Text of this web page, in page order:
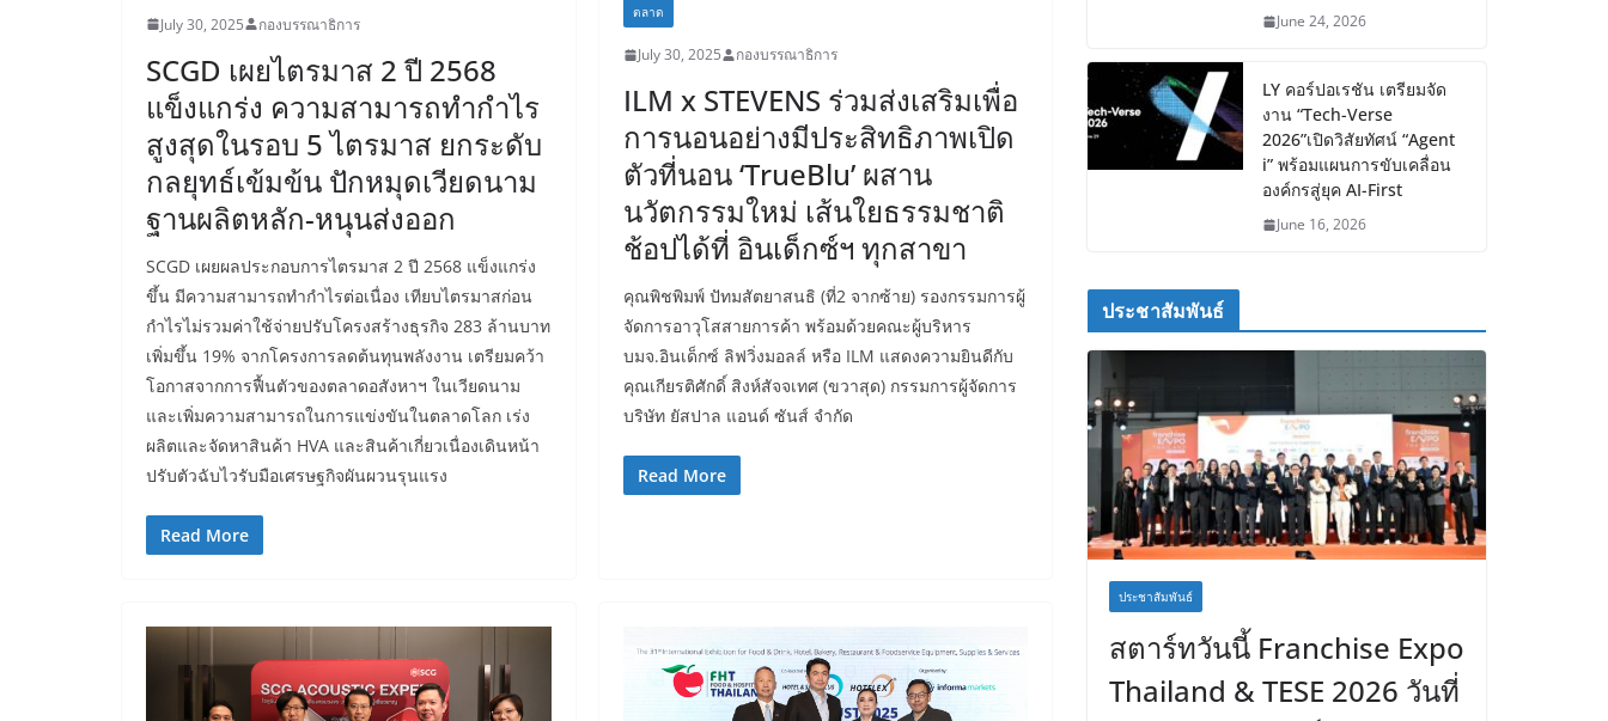
July 30, 2025 กองบรรณาธิการ
SCGD เผยไตรมาส 2 ปี 2568
แข็งแกร่ง ความสามารถทำกำไร
สูงสุดในรอบ 5 ไตรมาส ยกระดับ
กลยุทธ์เข้มข้น ปักหมุดเวียดนาม
ฐานผลิตหลัก-หนุนส่งออก
SCGD เผยผลประกอบการไตรมาส 2 ปี 2568 แข็งแกร่ง
ขึ้น มีความสามารถทำกำไรต่อเนื่อง เทียบไตรมาสก่อน
กำไรไม่รวมค่าใช้จ่ายปรับโครงสร้างธุรกิจ 283 ล้านบาท
เพิ่มขึ้น 19% จากโครงการลดต้นทุนพลังงาน เตรียมคว้า
โอกาสจากการฟื้นตัวของตลาดอสังหาฯ ในเวียดนาม
และเพิ่มความสามารถในการแข่งขันในตลาดโลก เร่ง
ผลิตและจัดหาสินค้า HVA และสินค้าเกี่ยวเนื่องเดินหน้า
ปรับตัวฉับไวรับมือเศรษฐกิจผันผวนรุนแรง
Read More
ตลาด
July 30, 2025 กองบรรณาธิการ
ILM x STEVENS ร่วมส่งเสริมเพื่อ
การนอนอย่างมีประสิทธิภาพเปิด
ตัวที่นอน ‘TrueBlu’ ผสาน
นวัตกรรมใหม่ เส้นใยธรรมชาติ
ช้อปได้ที่ อินเด็กซ์ฯ ทุกสาขา
คุณพิชพิมพ์ ปัทมสัตยาสนธิ (ที่2 จากซ้าย) รองกรรมการผู้
จัดการอาวุโสสายการค้า พร้อมด้วยคณะผู้บริหาร
บมจ.อินเด็กซ์ ลิฟวิ่งมอลล์ หรือ ILM แสดงความยินดีกับ
คุณเกียรติศักดิ์ สิงห์สัจจเทศ (ขวาสุด) กรรมการผู้จัดการ
บริษัท ยัสปาล แอนด์ ซันส์ จำกัด
Read More
June 24, 2026
LY คอร์ปอเรชัน เตรียมจัด
งาน “Tech-Verse
2026”เปิดวิสัยทัศน์ “Agent
i” พร้อมแผนการขับเคลื่อน
องค์กรสู่ยุค AI-First
June 16, 2026
ประชาสัมพันธ์
ประชาสัมพันธ์
สตาร์ทวันนี้ Franchise Expo
Thailand & TESE 2026 วันที่